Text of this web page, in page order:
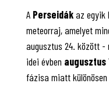
A Perseidákaz egyik
meteorraj, amelyet
augusztus 24. között -
idei évben augusztus
fázisa miatt